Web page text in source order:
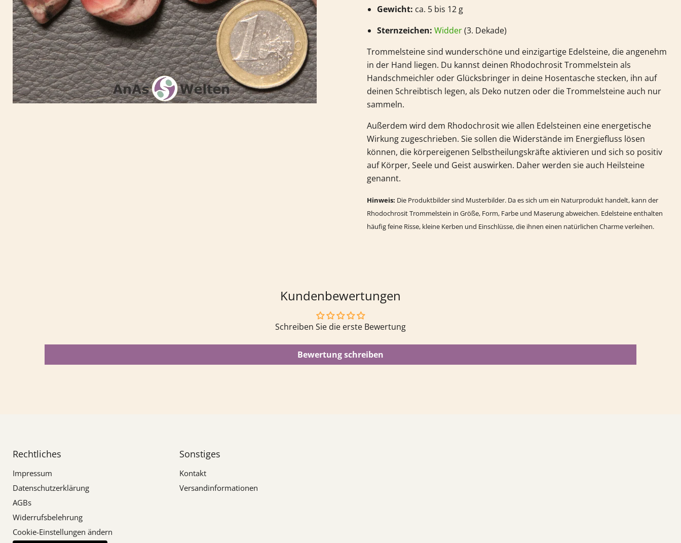
Gewicht: ca. 5 bis 12 g
Sternzeichen: Widder(3. Dekade)
Trommelsteine sind wunderschöne und einzigartige Edelsteine, die angenehm
in der Hand liegen. Du kannst deinen RhodochrositTrommelstein als
Handschmeichler oder Glücksbringer in deine Hosentasche stecken, ihn auf
deinen Schreibtisch legen, als Deko nutzen oder die Trommelsteine auch nur
sammeln.
Außerdem wird dem Rhodochrositwie allen Edelsteinen eine energetische
Wirkung zugeschrieben. Sie sollen die Widerstände im Energiefluss lösen
können, die körpereigenen Selbstheilungskräfte aktivieren und sich so positiv
auf Körper, Seele und Geist auswirken. Daher werden sie auch Heilsteine
genannt.
Hinweis: Die Produktbilder sind Musterbilder. Da es sich um ein Naturprodukt handelt, kann der
RhodochrositTrommelstein in Größe, Form, Farbe und Maserung abweichen. Edelsteine enthalten
häufig feine Risse, kleine Kerben und Einschlüsse, die ihnen einen natürlichen Charme verleihen.
Kundenbewertungen
Schreiben Sie die erste Bewertung
Bewertung schreiben
Rechtliches
Impressum
Datenschutzerklärung
AGBs
Widerrufsbelehrung
Cookie-Einstellungen ändern
Sonstiges
Kontakt
Versandinformationen